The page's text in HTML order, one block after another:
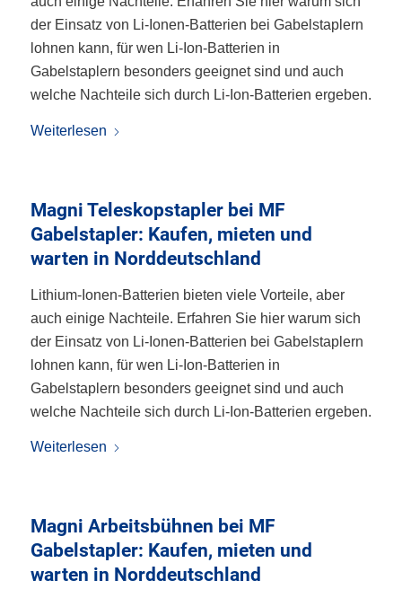
der Einsatz von Li-Ionen-Batterien bei Gabelstaplern
lohnen kann, für wen Li-Ion-Batterien in
Gabelstaplern besonders geeignet sind und auch
welche Nachteile sich durch Li-Ion-Batterien ergeben.
Weiterlesen
Magni Teleskopstapler bei MF
Gabelstapler: Kaufen, mieten und
warten in Norddeutschland
Lithium-Ionen-Batterien bieten viele Vorteile, aber
auch einige Nachteile. Erfahren Sie hier warum sich
der Einsatz von Li-Ionen-Batterien bei Gabelstaplern
lohnen kann, für wen Li-Ion-Batterien in
Gabelstaplern besonders geeignet sind und auch
welche Nachteile sich durch Li-Ion-Batterien ergeben.
Weiterlesen
Magni Arbeitsbühnen bei MF
Gabelstapler: Kaufen, mieten und
warten in Norddeutschland